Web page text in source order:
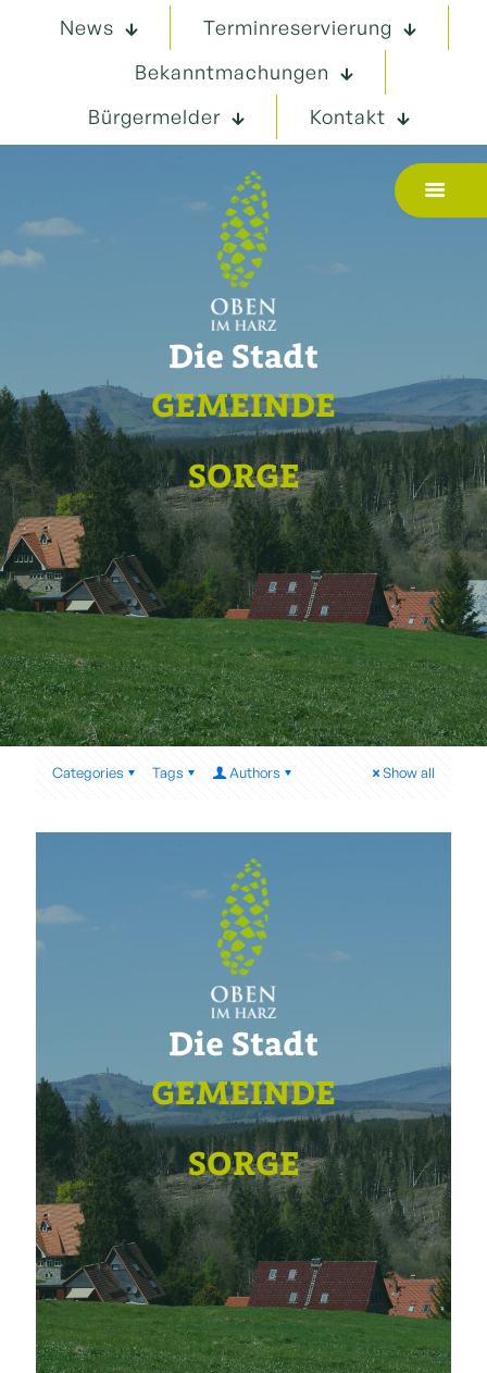
News
Terminreservierung
Bekanntmachungen
Bürgermelder
Kontakt
Die Stadt
GEMEINDE
SORGE
Categories Tags Authors Show all
Die Stadt
GEMEINDE
SORGE